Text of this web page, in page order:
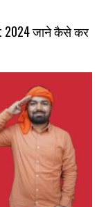
2024 जाने कैसे कर